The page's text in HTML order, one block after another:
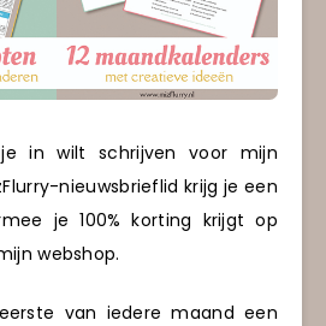
in wilt schrijven voor mijn
nieuwsbrieflid krijg je een
je 100% korting krijgt op
webshop.
van iedere maand een